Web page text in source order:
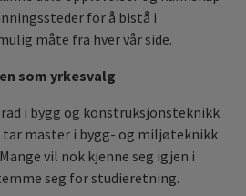
for å bistå i
måte fra hver vår side.
som yrkesvalg
i bygg og konstruksjonsteknikk
tar master i bygg- og miljøteknikk
vil nok kjenne seg igjen i
seg for studieretning.